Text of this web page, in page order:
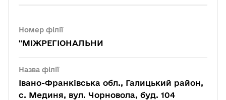
Номер філії
"МІЖРЕГІОНАЛЬНИ
Назва філії
Івано-Франківська обл., Галицький район,
с. Мединя, вул. Чорновола, буд. 104